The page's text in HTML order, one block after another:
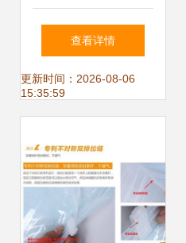
真空压缩袋的实用
构想 90设计网的干
查看详情
更新时间：2026-08-06
15:35:59